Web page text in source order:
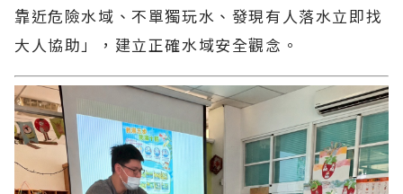
靠近危險水域、不單獨玩水、發現有人落水立即找
大人協助」，建立正確水域安全觀念。